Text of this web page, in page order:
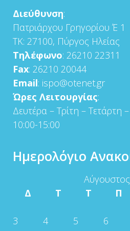
Διεύθυνση:
Πατριάρχου Γρηγορίου Έ 1
ΤΚ: 27100, Πύργος Ηλείας
Τηλέφωνο: 26210 22311
Fax: 26210 20044
Email: ispo@otenet.gr
Ώρες Λειτουργίας:
Δευτέρα – Τρίτη –
10:00-15:00
Ημερολόγιο
Δ
Τ Τ Π
3
4 5 6